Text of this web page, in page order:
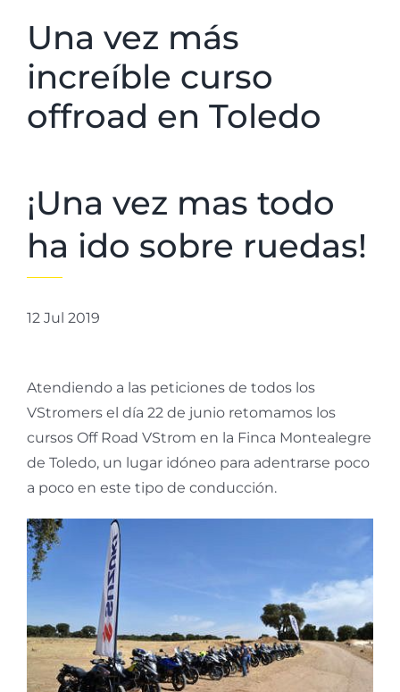
Una vez más
increíble curso
offroad en Toledo
¡Una vez mas todo
ha ido sobre ruedas!
12 Jul 2019
Atendiendo a las peticiones de todos los
VStromers el día 22 de junio retomamos los
cursos Off Road VStrom en la Finca Montealegre
de Toledo, un lugar idóneo para adentrarse poco
a poco en este tipo de conducción.